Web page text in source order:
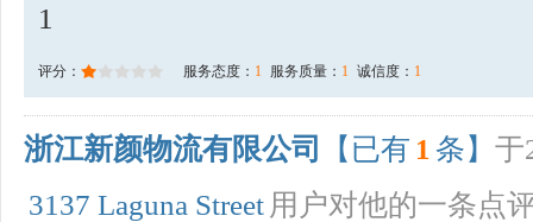
1
评分： 服务态度： 1 服务质量： 1 诚信度： 1
浙江新颜物流有限公司 【已有 1 条】 于
3137 Laguna Street 用户对他的一条点